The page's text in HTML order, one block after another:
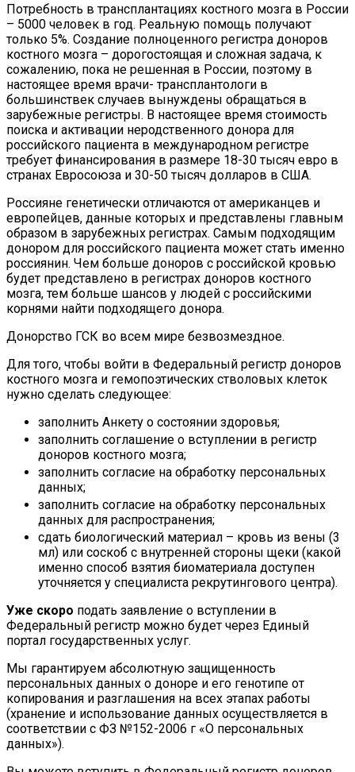
Потребность в трансплантациях костного мозга в России
– 5000 человек в год. Реальную помощь получают
только 5%. Создание полноценного регистра доноров
костного мозга – дорогостоящая и сложная задача, к
сожалению, пока не решенная в России, поэтому в
настоящее время врачи- трансплантологи в
большинствек случаев вынуждены обращаться в
зарубежные регистры. В настоящее время стоимость
поиска и активации неродственного донора для
российского пациента в международном регистре
требует финансирования в размере 18-30 тысяч евро в
странах Евросоюза и 30-50 тысяч долларов в США.
Россияне генетически отличаются от американцев и
европейцев, данные которых и представлены главным
образом в зарубежных регистрах. Самым подходящим
донором для российского пациента может стать именно
россиянин. Чем больше доноров с российской кровью
будет представлено в регистрах доноров костного
мозга, тем больше шансов у людей с российскими
корнями найти подходящего донора.
Донорство ГСК во всем мире безвозмездное.
Для того, чтобы войти в Федеральный регистр доноров
костного мозга и гемопоэтических стволовых клеток
нужно сделать следующее:
заполнить Анкету о состоянии здоровья;
заполнить соглашение о вступлении в регистр
доноров костного мозга;
заполнить согласие на обработку персональных
данных;
заполнить согласие на обработку персональных
данных для распространения;
сдать биологический материал – кровь из вены (3
мл) или соскоб с внутренней стороны щеки (какой
именно способ взятия биоматериала доступен
уточняется у специалиста рекрутингового центра).
Уже скоро подать заявление о вступлении в
Федеральный регистр можно будет через Единый
портал государственных услуг.
Мы гарантируем абсолютную защищенность
персональных данных о доноре и его генотипе от
копирования и разглашения на всех этапах работы
(хранение и использование данных осуществляется в
соответствии с ФЗ №152-2006 г «О персональных
данных»).